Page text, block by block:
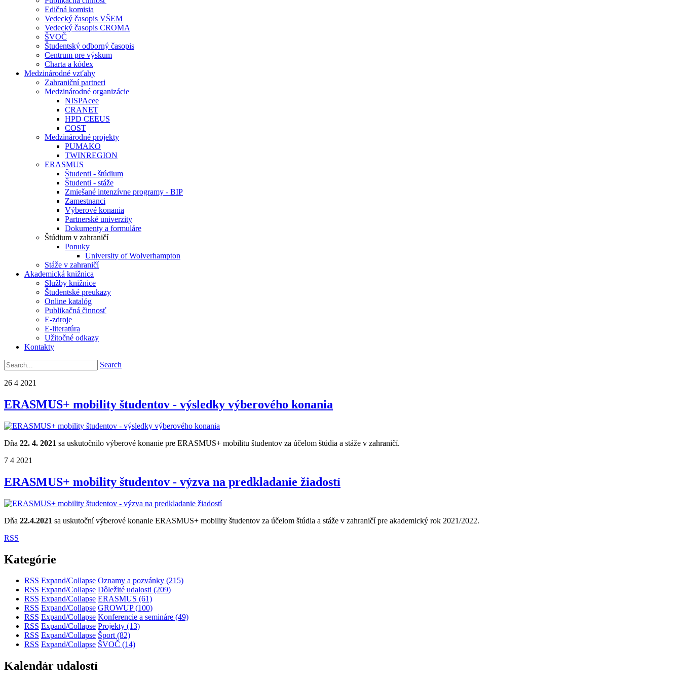
Edičná komisia
Vedecký časopis VŠEM
Vedecký časopis CROMA
ŠVOČ
Študentský odborný časopis
Centrum pre výskum
Charta a kódex
Medzinárodné vzťahy
Zahraniční partneri
Medzinárodné organizácie
NISPAcee
CRANET
HPD CEEUS
COST
Medzinárodné projekty
PUMAKO
TWINREGION
ERASMUS
Študenti - štúdium
Študenti - stáže
Zmiešané intenzívne programy - BIP
Zamestnanci
Výberové konania
Partnerské univerzity
Dokumenty a formuláre
Štúdium v zahraničí
Ponuky
University of Wolverhampton
Stáže v zahraničí
Akademická knižnica
Služby knižnice
Študentské preukazy
Online katalóg
Publikačná činnosť
E-zdroje
E-literatúra
Užitočné odkazy
Kontakty
Search
26 4 2021
ERASMUS+ mobility študentov - výsledky výberového konania
Dňa 22. 4. 2021 sa uskutočnilo výberové konanie pre ERASMUS+ mobilitu študentov za účelom štúdia a stáže v zahraničí.
7 4 2021
ERASMUS+ mobility študentov - výzva na predkladanie žiadostí
Dňa 22.4.2021 sa uskutoční výberové konanie ERASMUS+ mobility študentov za účelom štúdia a stáže v zahraničí pre akademický rok 2021/2022.
RSS
Kategórie
RSS Expand/Collapse Oznamy a pozvánky (215)
RSS Expand/Collapse Dôležité udalosti (209)
RSS Expand/Collapse ERASMUS (61)
RSS Expand/Collapse GROWUP(100)
RSS Expand/Collapse Konferencie a semináre (49)
RSS Expand/Collapse Projekty (13)
RSS Expand/Collapse Šport(82)
RSS Expand/Collapse ŠVOČ (14)
Kalendár udalostí